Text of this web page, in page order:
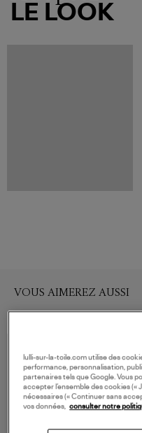
LE LOOK
VOUS AIMEREZ AUSSI
lulli-sur-la-toile.com utilise des
performance, personnalisation,
partenaires tels que Google. Vous
accepter l’ensemble des cookies («
nécessaires (« Continuer sans
vos données,
consulter notre